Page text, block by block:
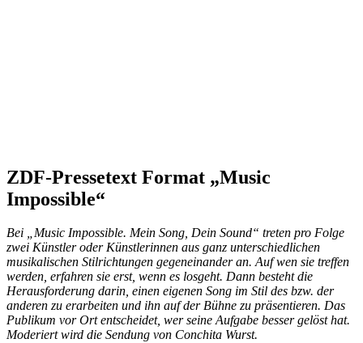
ZDF-Pressetext Format „Music
Impossible“
Bei „Music Impossible. Mein Song, Dein Sound“ treten pro Folge
zwei Künstler oder Künstlerinnen aus ganz unterschiedlichen
musikalischen Stilrichtungen gegeneinander an. Auf wen sie treffen
werden, erfahren sie erst, wenn es losgeht. Dann besteht die
Herausforderung darin, einen eigenen Song im Stil des bzw. der
anderen zu erarbeiten und ihn auf der Bühne zu präsentieren. Das
Publikum vor Ort entscheidet, wer seine Aufgabe besser gelöst hat.
Moderiert wird die Sendung von Conchita Wurst.